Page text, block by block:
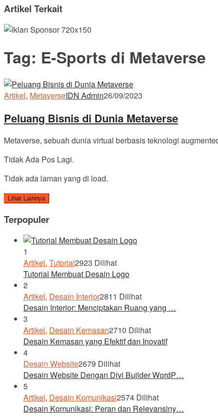
Artikel Terkait
Tag: E-Sports di Metaverse
Artikel, MetaverseIDN Admin26/09/2023
Peluang Bisnis di Dunia Metaverse
Metaverse, sebuah dunia virtual berbasis teknologi
Tidak Ada Pos Lagi.
Tidak ada laman yang di load.
Lihat Lainnya
Terpopuler
1
Artikel, Tutorial2923 Dilihat
Tutorial Membuat Desain Logo
2
Artikel, Desain Interior2811 Dilihat
Desain Interior: Menciptakan Ruang yang …
3
Artikel, Desain Kemasan2710 Dilihat
Desain Kemasan yang Efektif dan Inovatif
4
Desain Website2679 Dilihat
Desain Website Dengan Divi Builder WordP…
5
Artikel, Desain Komunikasi2574 Dilihat
Desain Komunikasi: Peran dan Relevansiny…